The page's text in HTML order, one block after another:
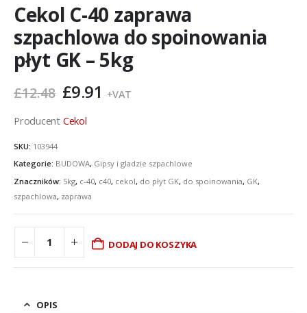
Cekol C-40 zaprawa
szpachlowa do spoinowania
płyt GK – 5kg
£12.48 Pierwotna
wynosiła:
£9.91 Aktualna
+VAT
Producent Cekol
SKU: 103944
Kategorie: BUDOWA, Gipsy i gladzie szpachlowe
Znaczników: 5kg, c-40, c40, cekol, do płyt GK, do spoinowania, GK,
szpachlowa, zaprawa
DODAJ DO KOSZYKA
OPIS